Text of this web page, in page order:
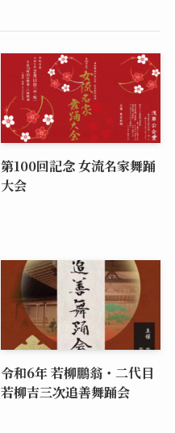
第100回記念 女流名家舞踊
大会
令和6年 若柳鵬翁・二代目
若柳吉三次追善舞踊会